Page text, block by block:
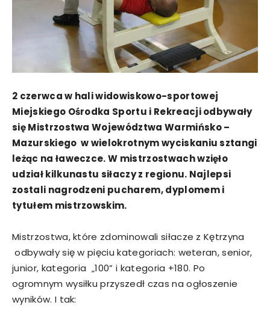
2 czerwca w hali widowiskowo-sportowej
Miejskiego Ośrodka Sportu i Rekreacji odbywały
się Mistrzostwa Województwa Warmińsko –
Mazurskiego w wielokrotnym wyciskaniu sztangi
leżąc na ławeczce. W mistrzostwach wzięło
udział kilkunastu siłaczy z regionu. Najlepsi
zostali nagrodzeni pucharem, dyplomem i
tytułem mistrzowskim.
Mistrzostwa, które zdominowali siłacze z Kętrzyna
odbywały się w pięciu kategoriach: weteran, senior,
junior, kategoria „100” i kategoria +180. Po
ogromnym wysiłku przyszedł czas na ogłoszenie
wyników. I tak: